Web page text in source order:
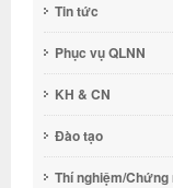
Tin tức
Phục vụ QLNN
KH & CN
Đào tạo
Thí nghiệm/Chứng